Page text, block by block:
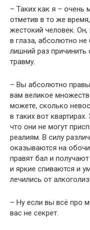
– Таких как я – очень
отметив в то же
жестокий человек.
в глаза, абсолютно
лишний раз причинить
травму.
– Вы абсолютно
вам великое
можете, сколько
в таких вот
что они не могут
реалиям. В силу
оказываются на
правят бал и
и яркие спиваются и
лечились от
– Ну если вы всё про
вас не секрет.